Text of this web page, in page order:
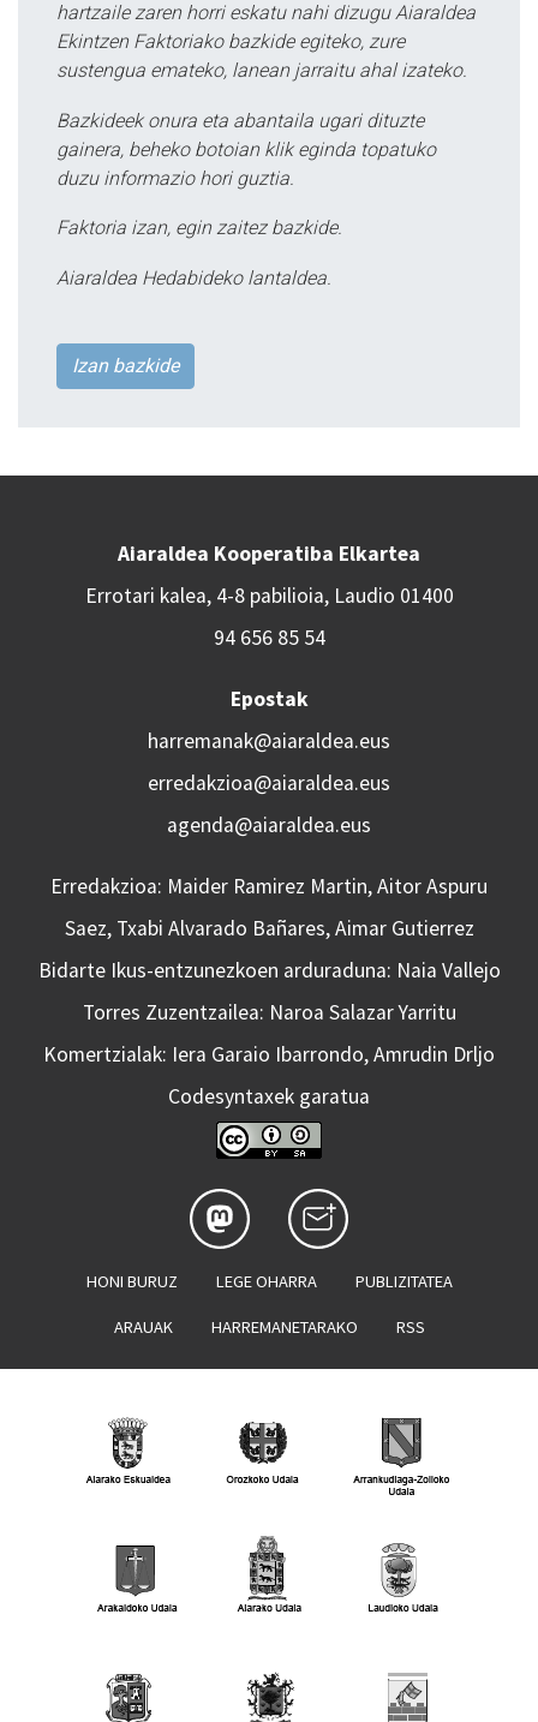
hartzaile zaren horri eskatu nahi dizugu Aiaraldea
Ekintzen Faktoriako bazkide egiteko, zure
sustengua emateko, lanean jarraitu ahal izateko.
Bazkideek onura eta abantaila ugari dituzte
gainera, beheko botoian klik eginda topatuko
duzu informazio hori guztia.
Faktoria izan, egin zaitez bazkide.
Aiaraldea Hedabideko lantaldea.
Izan bazkide
Aiaraldea Kooperatiba Elkartea
Errotari kalea, 4-8 pabilioia, Laudio 01400
94 656 85 54
Epostak
harremanak@aiaraldea.eus
erredakzioa@aiaraldea.eus
agenda@aiaraldea.eus
Erredakzioa: Maider Ramirez Martin, Aitor Aspuru
Saez, Txabi Alvarado Bañares, Aimar Gutierrez
Bidarte Ikus-entzunezkoen arduraduna: Naia Vallejo
Torres Zuzentzailea: Naroa Salazar Yarritu
Komertzialak: Iera Garaio Ibarrondo, Amrudin Drljo
Codesyntaxek garatua
HONI BURUZ LEGE OHARRA PUBLIZITATEA
ARAUAK HARREMANETARAKO RSS